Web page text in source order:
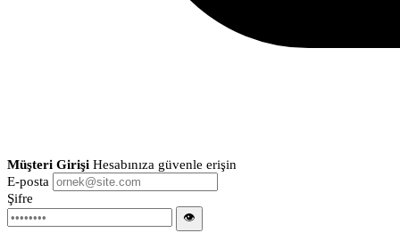
Müşteri Girişi Hesabınıza güvenle erişin
E-posta
Şifre
👁